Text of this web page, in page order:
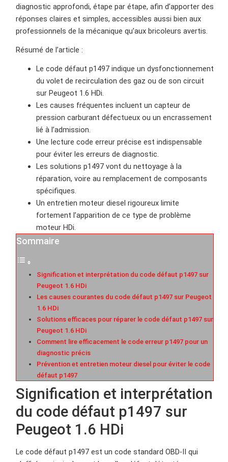
diagnostic approfondi, étape par étape, afin d’apporter des
réponses claires et simples, accessibles aussi bien aux
professionnels de la mécanique qu’aux bricoleurs avertis.
Résumé de l’article :
Le code défaut p1497 indique un dysfonctionnement
du volet de recirculation des gaz ou de son circuit
sur Peugeot 1.6 HDi.
Les causes fréquentes incluent un capteur de
pression carburant défectueux ou un encrassement
lié à l’admission.
Une lecture code erreur précise est indispensable
pour éviter les erreurs de diagnostic.
Les solutions p1497 vont du nettoyage à la
réparation, voire au remplacement de composants
spécifiques.
Un entretien moteur diesel rigoureux limite
fortement l’apparition de ce type de problème
moteur HDi.
Sommaire
Signification et interprétation du code défaut p1497 sur
Peugeot 1.6 HDi
Les causes courantes du code défaut p1497 sur Peugeot
1.6 HDi
Solutions efficaces pour réparer le code défaut p1497 sur
Peugeot 1.6 HDi
Comment lire efficacement le code erreur p1497 pour un
diagnostic précis
Prévention et entretien moteur diesel pour éviter le code
défaut p1497
Signification et interprétation
du code défaut p1497 sur
Peugeot 1.6 HDi
Le code défaut p1497 est un code standard OBD-II qui